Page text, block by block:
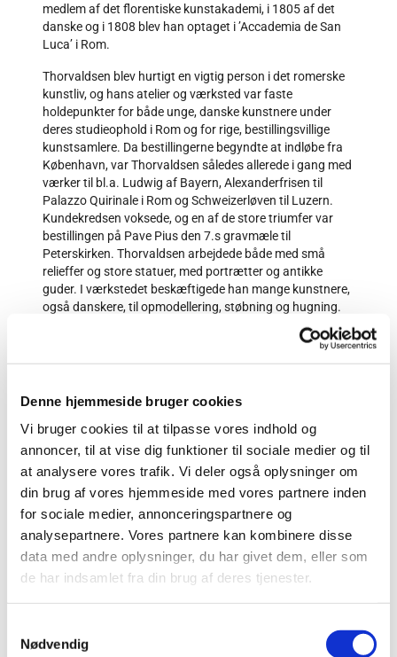
Denne hjemmeside bruger cookies
Vi bruger cookies til at tilpasse vores indhold og
annoncer, til at vise dig funktioner til sociale medier og til
at analysere vores trafik. Vi deler også oplysninger om
din brug af vores hjemmeside med vores partnere inden
for sociale medier, annonceringspartnere og
analysepartnere. Vores partnere kan kombinere disse
data med andre oplysninger, du har givet dem, eller som
de har indsamlet fra din brug af deres tjenester.
Nødvendig
medlem af det florentiske kunstakademi, i 1805 af det
danske og i 1808 blev han optaget i ’Accademia de San
Luca’ i Rom.
Thorvaldsen blev hurtigt en vigtig person i det romerske
kunstliv, og hans atelier og værksted var faste
holdepunkter for både unge, danske kunstnere under
deres studieophold i Rom og for rige, bestillingsvillige
kunstsamlere. Da bestillingerne begyndte at indløbe fra
København, var Thorvaldsen således allerede i gang med
værker til bl.a. Ludwig af Bayern, Alexanderfrisen til
Palazzo Quirinale i Rom og Schweizerløven til Luzern.
Kundekredsen voksede, og en af de store triumfer var
bestillingen på Pave Pius den 7.s gravmæle til
Peterskirken. Thorvaldsen arbejdede både med små
relieffer og store statuer, med portrætter og antikke
guder. I værkstedet beskæftigede han mange kunstnere,
også danskere, til opmodellering, støbning og hugning.
talte bl.a. Freund, Eckersberg, Marstrand, Blunck,
Bødtcher m.fl. H.C. Andersen opsøgte som det
allerførste Thorvaldsen, da han kom til Rom i 1833: ”Nu
har jeg først fået mig et privat Logis og boer i samme
Gade som Thorvaldsen: Via Sistina ..”. Thorvaldsen blev
en god støtte og et fint forbillede, og Andersen skrev på
hans 100 årsdag ”...jeg følte saa meget i mit Liv
beslægtet med Thorvaldsen, vor fattige Fødsel, vor Kamp
og vor store Verdens Erkjendelse...”.
Bertel Thorvaldsen vendte hjem til Danmark i et sandt
triumftog den 17. september 1838. Et testamente var
kunstsamlinger til København. Han kom kun tilbage til
Rom for en kort periode 1841-42. Thorvaldsen døde